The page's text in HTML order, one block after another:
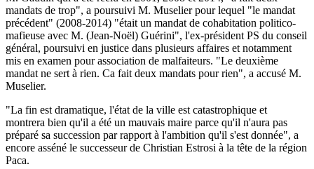
mandats de trop", a poursuivi M. Muselier pour lequel "le mandat
précédent" (2008-2014) "était un mandat de cohabitation politico-
mafieuse avec M. (Jean-Noël) Guérini", l'ex-président PS du conseil
général, poursuivi en justice dans plusieurs affaires et notamment
mis en examen pour association de malfaiteurs. "Le deuxième
mandat ne sert à rien. Ca fait deux mandats pour rien", a accusé M.
Muselier.
"La fin est dramatique, l'état de la ville est catastrophique et
montrera bien qu'il a été un mauvais maire parce qu'il n'aura pas
préparé sa succession par rapport à l'ambition qu'il s'est donnée", a
encore asséné le successeur de Christian Estrosi à la tête de la région
Paca.